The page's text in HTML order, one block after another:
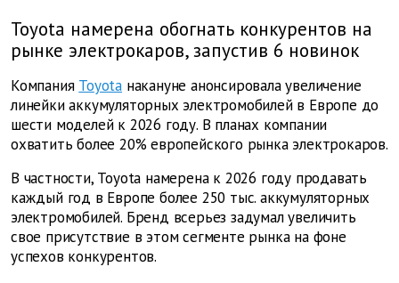
Toyota намерена обогнать конкурентов на
рынке электрокаров, запустив 6 новинок
Компания Toyota накануне анонсировала увеличение
линейки аккумуляторных электромобилей в Европе до
шести моделей к 2026 году. В планах компании
охватить более 20% европейского рынка электрокаров.
В частности, Toyota намерена к 2026 году продавать
каждый год в Европе более 250 тыс. аккумуляторных
электромобилей. Бренд всерьез задумал увеличить
свое присутствие в этом сегменте рынка на фоне
успехов конкурентов.